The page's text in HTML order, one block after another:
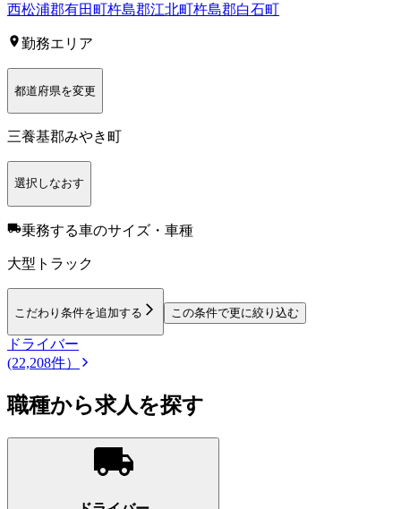
西松浦郡有田町杵島郡江北町杵島郡白石町
勤務エリア
都道府県を変更
三養基郡みやき町
選択しなおす
乗務する車のサイズ・車種
大型トラック
こだわり条件を追加する この条件で更に絞り込む
ドライバー
(22,208件）
職種から求人を探す